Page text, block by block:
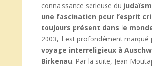
connaissance sérieuse du
une fascination pour l’esprit
toujours présent dans le
2003, il est profondément marqué
voyage interreligieux à
Birkenau. Par la suite, Jean